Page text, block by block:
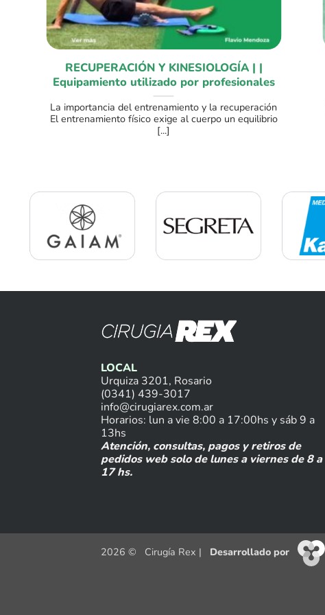
RECUPERACIÓN Y KINESIOLOGÍA | |
Equipamiento utilizado por profesionales
La importancia del entrenamiento y la recuperación
El entrenamiento físico exige al cuerpo un equilibrio
[...]
LOCAL
Urquiza 3201, Rosario
(0341) 439-3017
info@cirugiarex.com.ar
Horarios: lun a vie 8:00 a 17:00hs y sáb 9 a
13hs
Atención, consultas, pagos y retiros de
pedidos web solo de lunes a viernes de 8 a
17 hs.
2026 © Cirugía Rex | Desarrollado por